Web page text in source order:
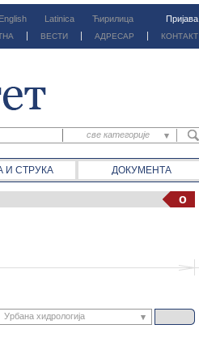
Пријава
Ћирилица
Latinica
English
КОНТАКТ
АДРЕСАР
ВЕСТИ
све категорије
све категорије
предм. материјали
предм. обавештења
документа
И СТРУКА ДОКУМЕНТА
o
Урбана хидрологија